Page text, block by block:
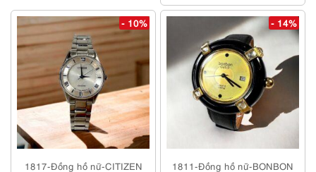
- 10%
1817-Đồng hồ nữ-CITIZEN
- 14%
1811-Đồng hồ nữ-BONBON